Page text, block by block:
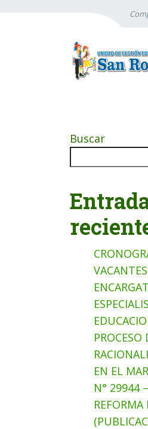
Buscar
PROCESO
EN EL
N° 29944